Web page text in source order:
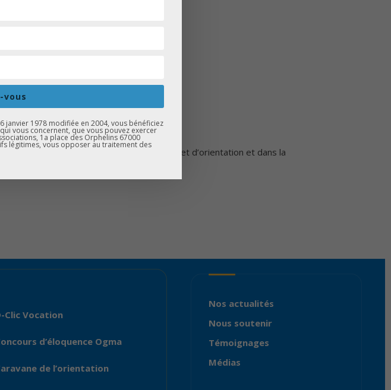
les élèves dans leur année de troisième et d’orientation et dans la
Clic Vocation
d’éloquence Ogma
de l’orientation
Nos actualités
Nous soutenir
Témoignages
Médias
vous
1978 modifiée en 2004, vous bénéficiez
vous concernent, que vous pouvez exercer
1a place des Orphelins 67000
légitimes, vous opposer au traitement des